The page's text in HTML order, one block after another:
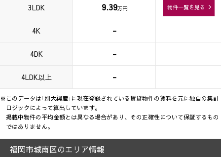
3LDK 9.39万円 物件一覧を見る
4K -
4DK -
4LDK以上 -
※このデータは「別大興産」に現在登録されている賃貸物件の賃料を元に独自の集計
ロジックによって算出しています。
掲載中物件の平均金額とは異なる場合があり、その正確性について保証するもの
ではありません。
福岡市城南区のエリア情報